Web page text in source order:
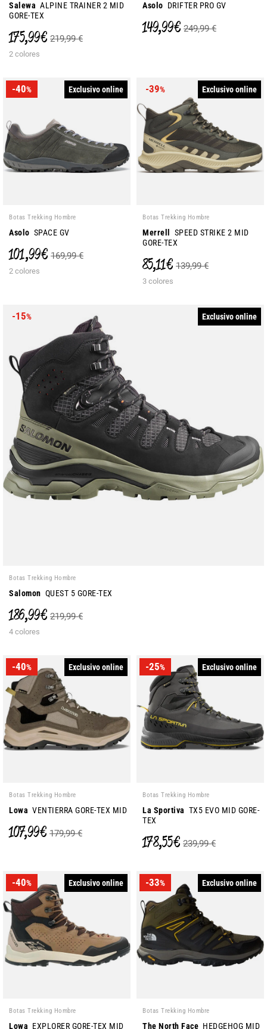
Salewa ALPINE TRAINER 2 MID
GORE-TEX
175,99 € 219,99 €
2 colores
Asolo DRIFTER PRO GV
149,99 € 249,99 €
-40% Exclusivo online
Botas Trekking Hombre
Asolo SPACE GV
101,99 € 169,99 €
2 colores
-39% Exclusivo online
Botas Trekking Hombre
Merrell
SPEED STRIKE 2 MID
GORE-TEX
85,11 € 139,99 €
3 colores
-15% Exclusivo online
Botas Trekking Hombre
Salomon QUEST 5 GORE-TEX
186,99 € 219,99 €
4 colores
-40% Exclusivo online
Botas Trekking Hombre
Lowa VENTIERRA GORE-TEX MID
107,99 € 179,99 €
-25% Exclusivo online
Botas Trekking Hombre
La Sportiva TX5 EVO MID GORE-
TEX
178,55 € 239,99 €
-40% Exclusivo online
Botas Trekking Hombre
Lowa EXPLORER GORE-TEX MID
-33% Exclusivo online
Botas Trekking Hombre
The North Face HEDGEHOG MID